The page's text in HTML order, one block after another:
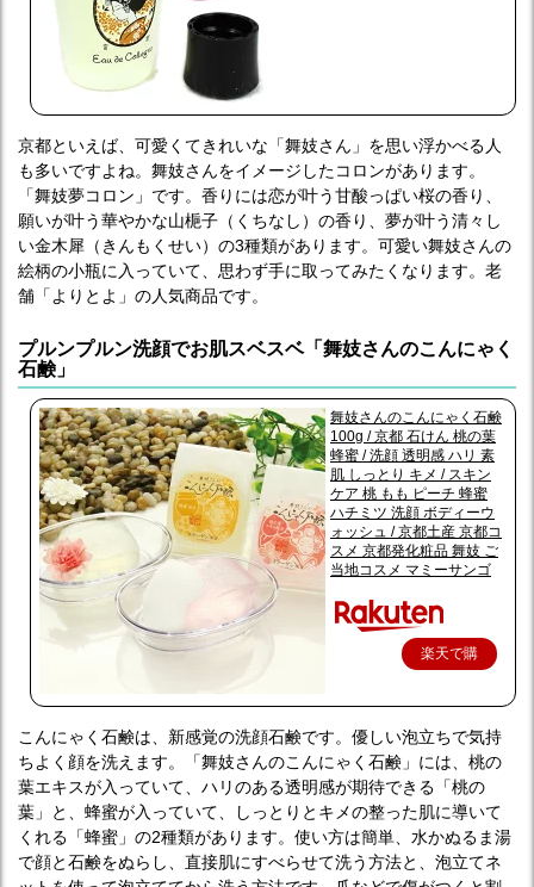
京都といえば、可愛くてきれいな「舞妓さん」を思い浮かべる人
も多いですよね。舞妓さんをイメージしたコロンがあります。
「舞妓夢コロン」です。香りには恋が叶う甘酸っぱい桜の香り、
願いが叶う華やかな山梔子（くちなし）の香り、夢が叶う清々し
い金木犀（きんもくせい）の3種類があります。可愛い舞妓さんの
絵柄の小瓶に入っていて、思わず手に取ってみたくなります。老
舗「よりとよ」の人気商品です。
プルンプルン洗顔でお肌スベスベ「舞妓さんのこんにゃく
石鹸」
舞妓さんのこんにゃく石鹸
100g / 京都 石けん 桃の葉
蜂蜜 / 洗顔 透明感 ハリ 素
肌 しっとり キメ / スキン
ケア 桃 もも ピーチ 蜂蜜
ハチミツ 洗顔 ボディーウ
ォッシュ / 京都土産 京都コ
スメ 京都発化粧品 舞妓 ご
当地コスメ マミーサンゴ
楽天で購
こんにゃく石鹸は、新感覚の洗顔石鹸です。優しい泡立ちで気持
ちよく顔を洗えます。「舞妓さんのこんにゃく石鹸」には、桃の
葉エキスが入っていて、ハリのある透明感が期待できる「桃の
葉」と、蜂蜜が入っていて、しっとりとキメの整った肌に導いて
くれる「蜂蜜」の2種類があります。使い方は簡単、水かぬるま湯
で顔と石鹸をぬらし、直接肌にすべらせて洗う方法と、泡立てネ